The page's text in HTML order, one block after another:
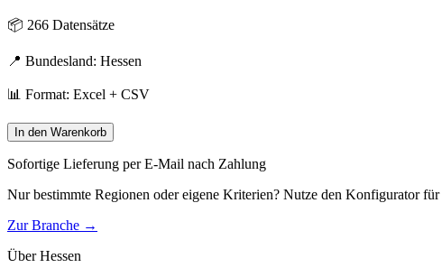
📦 266 Datensätze
📍 Bundesland: Hessen
📊 Format: Excel + CSV
In den Warenkorb
Sofortige Lieferung per E-Mail nach Zahlung
Nur bestimmte Regionen oder eigene Kriterien? Nutze den Konfigurator für
Zur Branche →
ÜberHessen